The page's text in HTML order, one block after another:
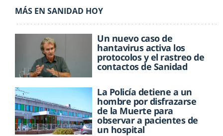
MÁS EN SANIDAD HOY
Un nuevo caso de
hantavirus activa los
protocolos y el rastreo de
contactos de Sanidad
La Policía detiene a un
hombre por disfrazarse
de la Muerte para
observar a pacientes de
un hospital